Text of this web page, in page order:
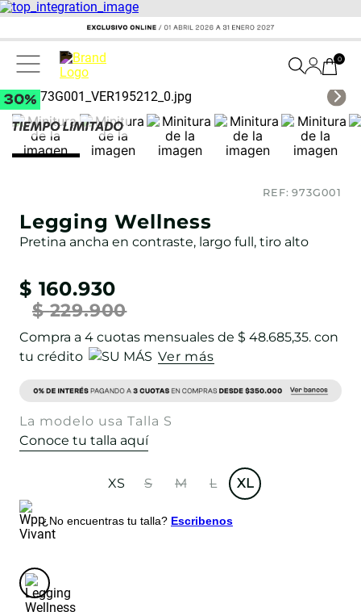
0
REF:973G001
Legging Wellness
Pretina ancha en contraste, largo full, tiro alto
$ 160.930
$ 229.900
Compra a 4 cuotas mensuales de $ 48.685,35. con
tu crédito
Ver más
La modelo usa Talla S
Conoce tu talla aquí
XS S M L XL
¿No encuentras tu talla? Escribenos